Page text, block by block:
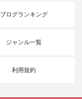
ブログランキング
ジャンル一覧
利用規約